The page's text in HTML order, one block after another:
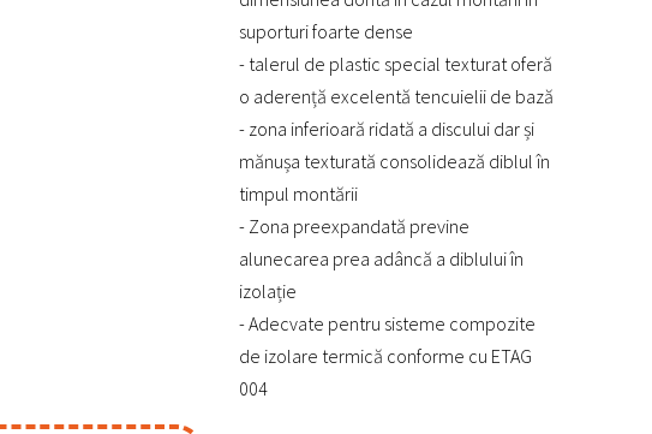
suporturi foarte dense
- talerul de plastic special texturat oferă
o aderență excelentă tencuielii de bază
- zona inferioară ridată a discului dar și
mănușa texturată consolidează diblul în
timpul montării
- Zona preexpandată previne
alunecarea prea adâncă a diblului în
izolație
- Adecvate pentru sisteme compozite
de izolare termică conforme cu ETAG
004